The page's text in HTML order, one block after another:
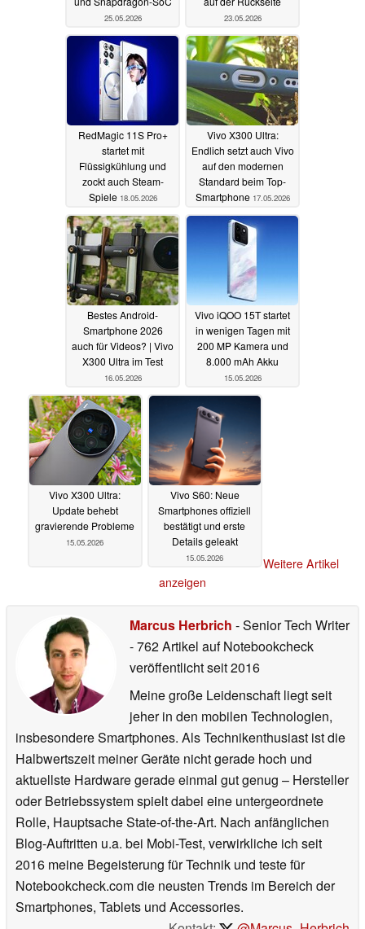
25.05.2026 23.05.2026
RedMagic 11S Pro+
startet mit
Flüssigkühlung und
zockt auch Steam-
Spiele 18.05.2026
Vivo X300 Ultra:
Endlich setzt auch Vivo
auf den modernen
Standard beim Top-
Smartphone 17.05.2026
Bestes Android-
Smartphone 2026
auch für Videos? | Vivo
X300 Ultra im Test
16.05.2026
Vivo iQOO 15T startet
in wenigen Tagen mit
200 MP Kamera und
8.000 mAh Akku
15.05.2026
Vivo X300 Ultra:
Update behebt
gravierende Probleme
15.05.2026
Vivo S60: Neue
Smartphones offiziell
bestätigt und erste
Details geleakt
15.05.2026
Weitere Artikel
anzeigen
Marcus Herbrich - Senior Tech Writer
- 762 Artikel auf Notebookcheck
veröffentlichtseit 2016
Meine große Leidenschaft liegt seit
jeher in den mobilen Technologien,
insbesondere Smartphones. Als Technikenthusiast ist die
Halbwertszeit meiner Geräte nicht gerade hoch und
aktuellste Hardware gerade einmal gut genug – Hersteller
oder Betriebssystem spielt dabei eine untergeordnete
Rolle, Hauptsache State-of-the-Art. Nach anfänglichen
Blog-Auftritten u.a. bei Mobi-Test, verwirkliche ich seit
2016 meine Begeisterung für Technik und teste für
Notebookcheck.com die neusten Trends im Bereich der
Smartphones, Tablets und Accessories.